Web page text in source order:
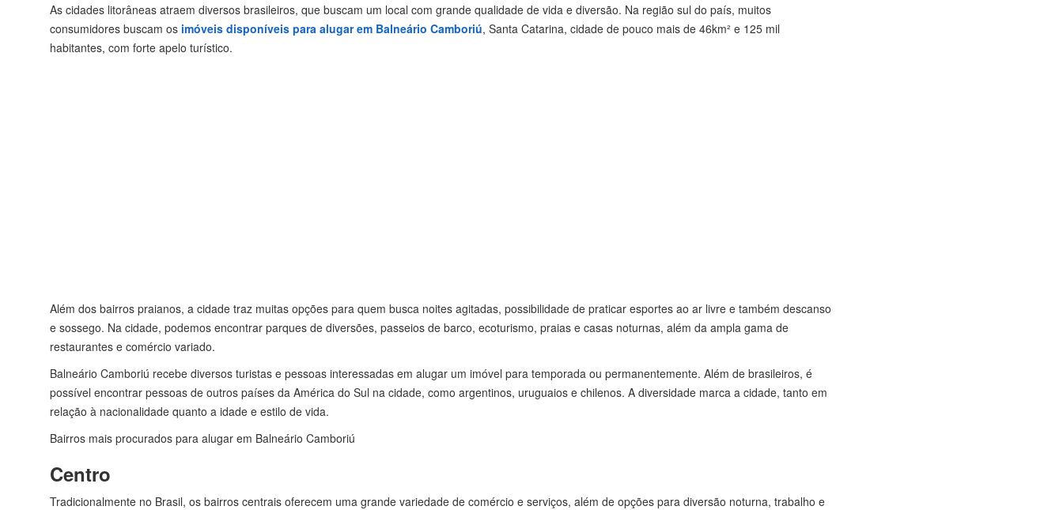
As cidades litorâneas atraem diversos brasileiros, que buscam um local com grande qualidade de vida e diversão. Na região sul do país, muitos
consumidores buscam os imóveis disponíveis para alugar em Balneário Camboriú, Santa Catarina, cidade de pouco mais de 46km² e 125 mil
habitantes, com forte apelo turístico.
Além dos bairros praianos, a cidade traz muitas opções para quem busca noites agitadas, possibilidade de praticar esportes ao ar livre e também descanso
e sossego. Na cidade, podemos encontrar parques de diversões, passeios de barco, ecoturismo, praias e casas noturnas, além da ampla gama de
restaurantes e comércio variado.
Balneário Camboriú recebe diversos turistas e pessoas interessadas em alugar um imóvel para temporada ou permanentemente. Além de brasileiros, é
possível encontrar pessoas de outros países da América do Sul na cidade, como argentinos, uruguaios e chilenos. A diversidade marca a cidade, tanto em
relação à nacionalidade quanto a idade e estilo de vida.
Bairros mais procurados para alugar em Balneário Camboriú
Centro
Tradicionalmente no Brasil, os bairros centrais oferecem uma grande variedade de comércio e serviços, além de opções para diversão noturna, trabalho e